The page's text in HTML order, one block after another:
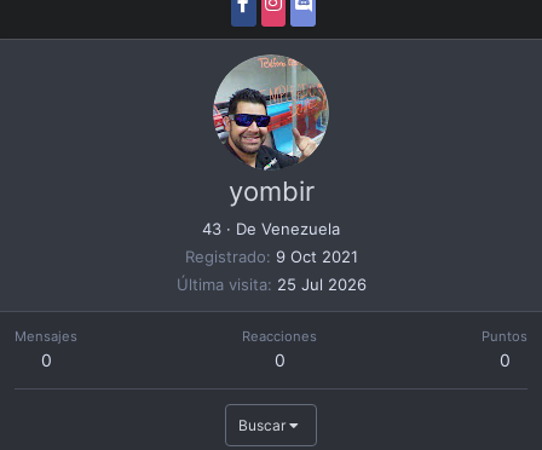
yombir
43 · De Venezuela
Registrado
9 Oct 2021
Última visita 25 Jul 2026
Mensajes
0
Reacciones
0
Puntos
0
Buscar